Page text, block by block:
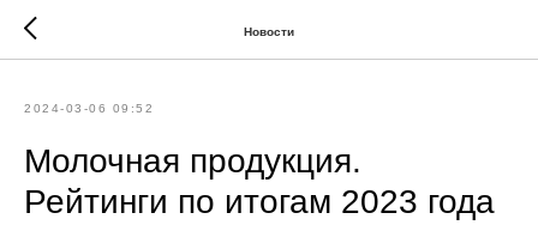
Новости
2024-03-06 09:52
Молочная продукция.
Рейтинги по итогам 2023 года